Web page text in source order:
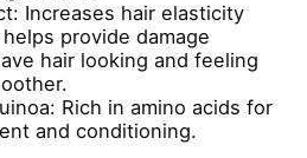
Increases hair elasticity
provide damage
hair looking and feeling
Rich in amino acids for
and conditioning.